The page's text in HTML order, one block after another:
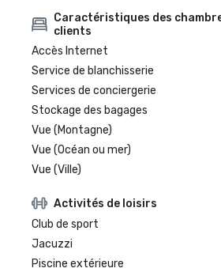
Caractéristiques des
clients
Accès Internet
Service de blanchisserie
Services de conciergerie
Stockage des bagages
Vue (Montagne)
Vue (Océan ou mer)
Vue (Ville)
Activités de loisirs
Club de sport
Jacuzzi
Piscine extérieure